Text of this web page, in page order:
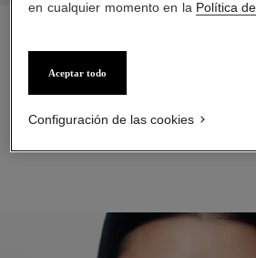
afuera. Repetir en la línea inferior
en cualquier momento en la Política
Aceptar todo
Configuración de las cookies